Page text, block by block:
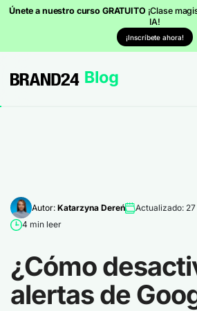
Únete a nuestro curso GRATUITO ¡Clase
IA!
¡Inscríbete ahora!
Autor: Katarzyna Dereń
Actualizado:
4 min leer
¿Cómo
alertas de